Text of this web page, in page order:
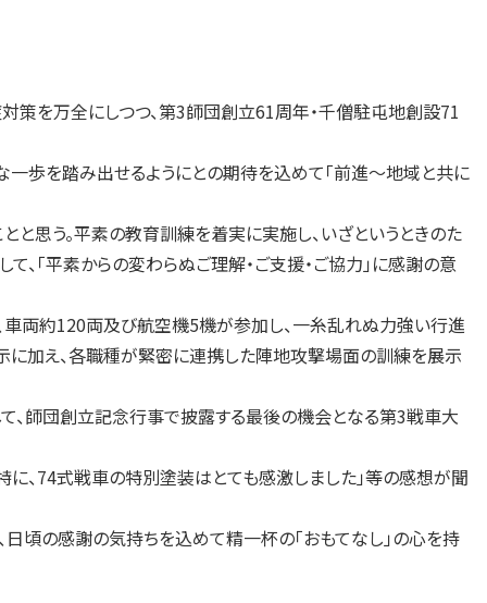
策を万全にしつつ、第3師団創立61周年・千僧駐屯地創設71
歩を踏み出せるようにとの期待を込めて「前進～地域と共に
思う。平素の教育訓練を着実に実施し、いざというときのた
、「平素からの変わらぬご理解・ご支援・ご協力」に感謝の意
両約120両及び航空機5機が参加し、一糸乱れぬ力強い行進
に加え、各職種が緊密に連携した陣地攻撃場面の訓練を展示
、師団創立記念行事で披露する最後の機会となる第3戦車大
に、74式戦車の特別塗装はとても感激しました」等の感想が聞
頃の感謝の気持ちを込めて精一杯の「おもてなし」の心を持